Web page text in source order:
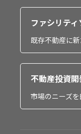
ファシリテ
既存不動産に
不動産投資
市場のニーズ